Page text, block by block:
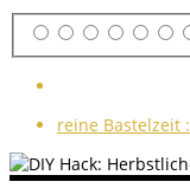
reine Bastelzeit :